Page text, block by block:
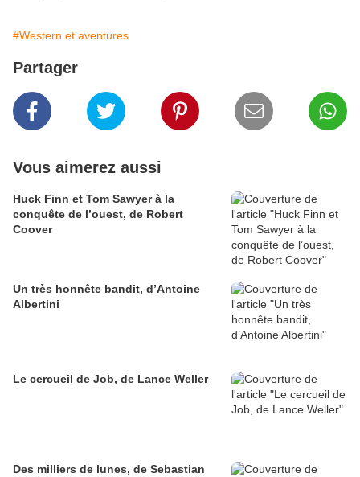
#Western et aventures
Partager
Vous aimerez aussi
Huck Finn et Tom Sawyer à la
conquête de l’ouest, de Robert
Coover
Un très honnête bandit, d’Antoine
Albertini
Le cercueil de Job, de Lance Weller
Des milliers de lunes, de Sebastian